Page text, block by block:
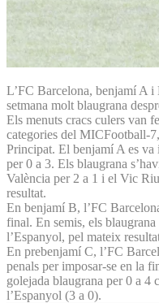
L’FC Barcelona, benjamí A
setmana molt blaugrana
Els menuts cracs culers van
categories del MICFootball-
Principat. El benjamí A es
per 0 a 3. Els blaugrana
València per 2 a 1 i el Vic
resultat.
En benjamí B, l’FC
final. En semis, els
l’Espanyol, pel mateix
En prebenjamí C, l’FC
penals per imposar-se en la
golejada blaugrana per 0 a 4
l’Espanyol (3 a 0).